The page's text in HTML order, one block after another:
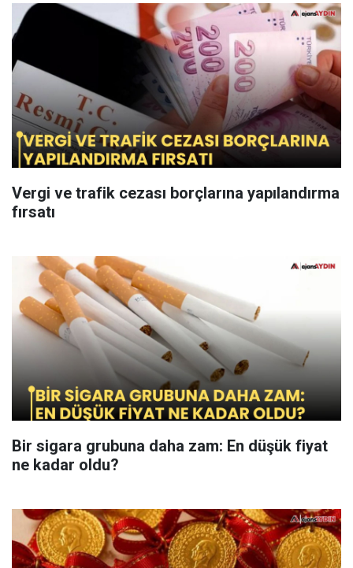
Vergi ve trafik cezası borçlarına yapılandırma
fırsatı
Bir sigara grubuna daha zam: En düşük fiyat
ne kadar oldu?